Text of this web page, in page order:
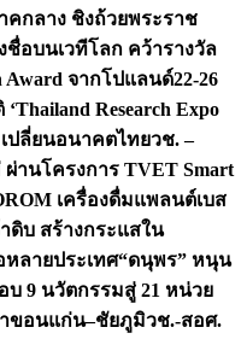
คกลาง ชิงถ้วยพระราช
อบนเวทีโลก คว้ารางวัล
Award จากโปแลนด์22-26
Research Expo
เปลี่ยนอนาคตไทยวช. –
านโครงการ TVET Smart
เครื่องดื่มแพลนต์เบส
ดิบ สร้างกระแสใน
ลายประเทศ“ดนุพร” หนุน
บ 9 นวัตกรรมสู่ 21 หน่วย
ขอนแก่น–ชัยภูมิวช.-สอศ.